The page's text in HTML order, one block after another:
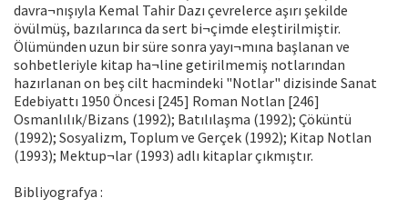
davra¬nışıyla Kemal Tahir Dazı çevrelerce aşırı şekilde
övülmüş, bazılarınca da sert bi¬çimde eleştirilmiştir.
Ölümünden uzun bir süre sonra yayı¬mına başlanan ve
sohbetleriyle kitap ha¬line getirilmemiş notlarından
hazırlanan on beş cilt hacmindeki "Notlar" dizisinde Sanat
Edebiyattı 1950 Öncesi [245] Roman Notlan [246]
Osmanlılık/Bizans (1992); Batılılaşma (1992); Çöküntü
(1992); Sosyalizm, Toplum ve Gerçek (1992); Kitap Notlan
(1993); Mektup¬lar (1993) adlı kitaplar çıkmıştır.
Bibliyografya :